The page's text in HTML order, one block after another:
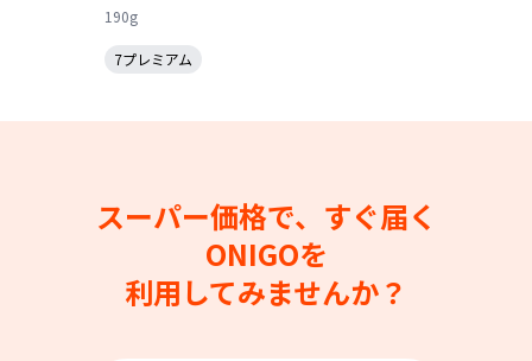
190g
7プレミアム
スーパー価格で、すぐ届く
ONIGOを
利用してみませんか？